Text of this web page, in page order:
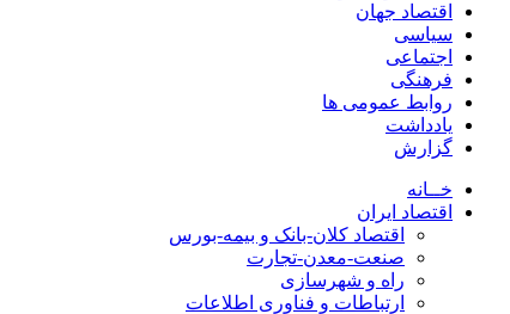
اقتصاد جهان
سیاسی
اجتماعی
فرهنگی
روابط عمومی ها
یادداشت
گزارش
خــانه
اقتصاد ایران
اقتصاد کلان-بانک و بیمه-بورس
صنعت-معدن-تجارت
راه و شهرسازی
ارتباطات و فناوری اطلاعات